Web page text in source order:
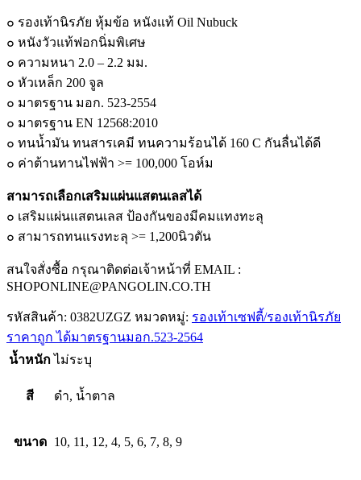
โลหะ
quantity
๐ รองเท้านิรภัย หุ้มข้อ หนังแท้ Oil Nubuck
๐ หนังวัวแท้ฟอกนิ่มพิเศษ
๐ ความหนา 2.0 – 2.2 มม.
๐ หัวเหล็ก 200 จูล
๐ มาตรฐาน มอก. 523-2554
๐ มาตรฐาน EN 12568:2010
๐ ทนน้ำมัน ทนสารเคมี ทนความร้อนได้ 160 C กันลื่นได้ดี
๐ ค่าต้านทานไฟฟ้า >= 100,000 โอห์ม
สามารถเลือกเสริมแผ่นแสตนเลสได้
๐ เสริมแผ่นแสตนเลส ป้องกันของมีคมแทงทะลุ
๐ สามารถทนแรงทะลุ >= 1,200นิวตัน
สนใจสั่งซื้อ กรุณาติดต่อเจ้าหน้าที่ EMAIL :
SHOPONLINE@PANGOLIN.CO.TH
รหัสสินค้า: 0382UZGZ หมวดหมู่: รองเท้าเซฟตี้/รองเท้านิรภัย
ราคาถูก ได้มาตรฐานมอก.523-2564
น้ำหนัก ไม่ระบุ
สี ดำ, น้ำตาล
ขนาด 10, 11, 12, 4, 5, 6, 7, 8, 9